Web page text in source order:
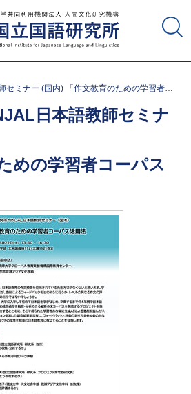
セミナー (国内) 「作文教育のための学習者コ
日本語教師セミナ
めの学習者コーパス